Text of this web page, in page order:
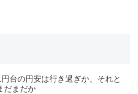
円台の円安は行き過ぎか、それと
だまだか